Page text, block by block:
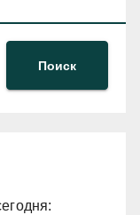
Поиск